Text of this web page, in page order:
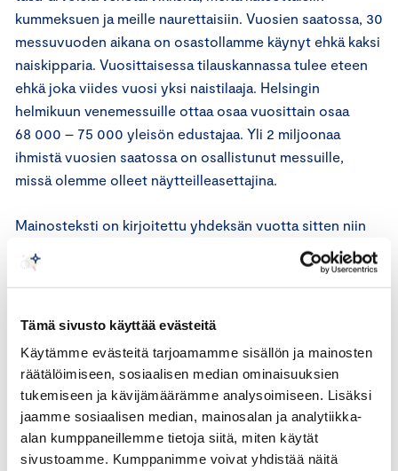
Tämä sivusto käyttää evästeitä
Käytämme evästeitä tarjoamamme sisällön ja mainosten
räätälöimiseen, sosiaalisen median ominaisuuksien
tukemiseen ja kävijämäärämme analysoimiseen. Lisäksi
jaamme sosiaalisen median, mainosalan ja analytiikka-
alan kumppaneillemme tietoja siitä, miten käytät
sivustoamme. Kumppanimme voivat yhdistää näitä
kummeksuen ja meille naurettaisiin. Vuosien saatossa, 30
messuvuoden aikana on osastollamme käynyt ehkä kaksi
naiskipparia. Vuosittaisessa tilauskannassa tulee eteen
ehkä joka viides vuosi yksi naistilaaja. Helsingin
helmikuun venemessuille ottaa osaa vuosittain osaa
68 000 – 75 000 yleisön edustajaa. Yli 2 miljoonaa
ihmistä vuosien saatossa on osallistunut messuille,
missä olemme olleet näytteilleasettajina.
Mainosteksti on kirjoitettu yhdeksän vuotta sitten niin
kuin asia on, niin kuin sen olen itse nähnyt ja kuullut
tapahtuvan ja lisäksi olen kuullut asiakkaiden kertovan
meille saman 30 vuoden ajan venemessuilla. Kuvatun
tapahtuman on moni asiakas kertonut hymy huulilla
Mainonnan eettisen neuvoston lausunto
Sovellettavat säännöt